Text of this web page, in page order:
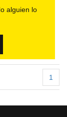
alguien lo
1